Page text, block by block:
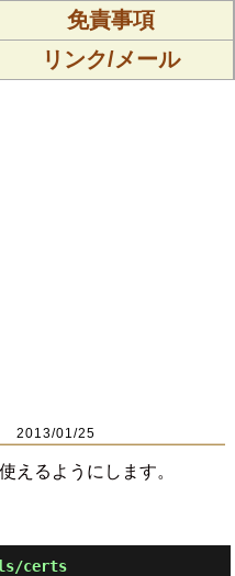
免責事項
リンク/メール
2013/01/25
えるようにします。
certs